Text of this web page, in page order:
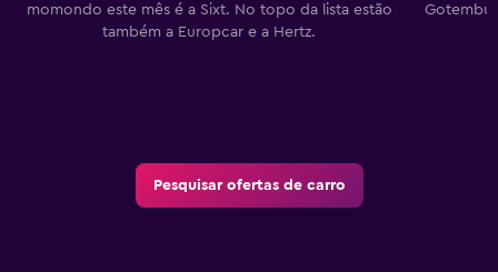
momondo este mês é a Sixt. No topo da lista estão
também a Europcar e a Hertz.
Pesquisar ofertas de carro